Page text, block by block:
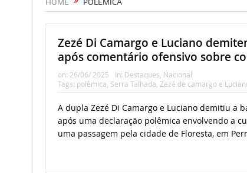
Zezé Di Camargo e Luciano
após comentário ofensivo sobre
on: 26/06/ 2025 In: Destaques Nacional
Tags: polêmica Serra Talhada Zezé de camargo e
A dupla Zezé Di Camargo e Luciano demitiu a
após uma declaração polêmica envolvendo a
uma passagem pela cidade de Floresta, em